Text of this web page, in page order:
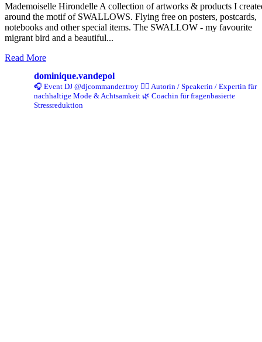
Mademoiselle Hirondelle A collection of artworks & products I
around the motif of SWALLOWS. Flying free on posters, postcards,
notebooks and other special items. The SWALLOW - my favourite
migrant bird and a beautiful...
Read More
dominique.vandepol
🎧 Event DJ @djcommander.troy ✍🏻 Autorin / Speakerin / Expertin für
nachhaltige Mode & Achtsamkeit 🌿 Coachin für fragenbasierte
Stressreduktion